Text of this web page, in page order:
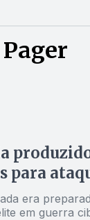
para
era
em guerra